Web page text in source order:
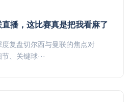
播，这比赛真是把我看麻了
复盘切尔西与曼联的焦点对
、关键球···